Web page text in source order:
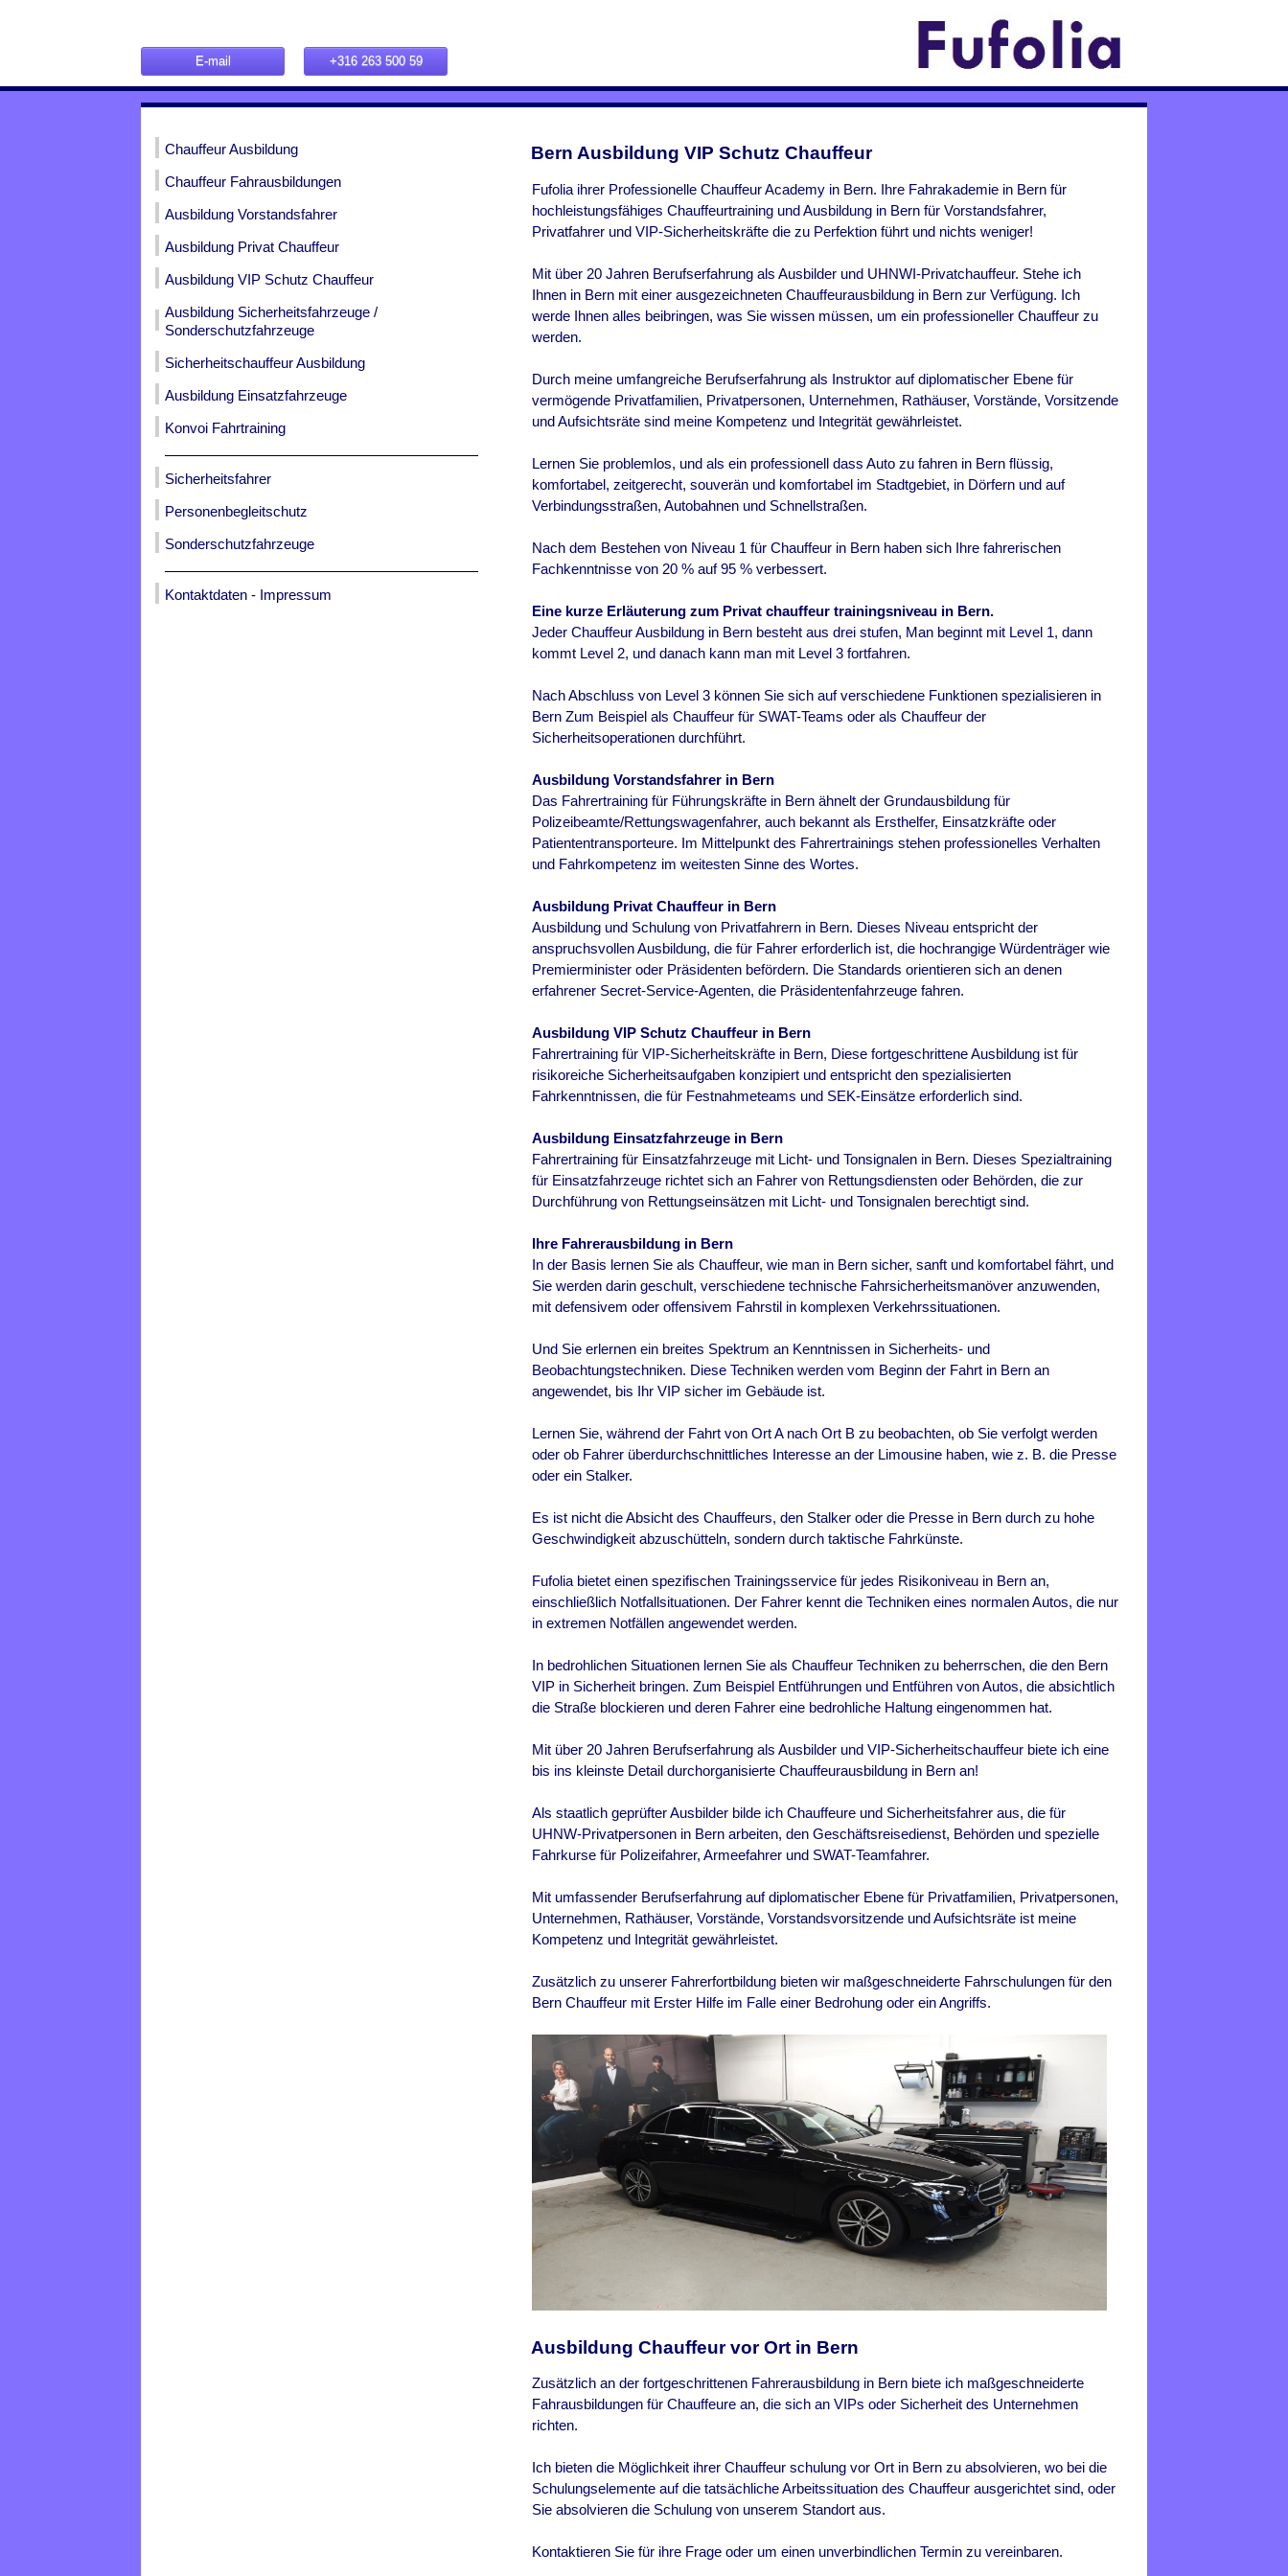
+316 263 500 59
E-mail
Chauffeur Ausbildung
Chauffeur Fahrausbildungen
Ausbildung Vorstandsfahrer
Ausbildung Privat Chauffeur
Ausbildung VIP Schutz Chauffeur
Ausbildung Sicherheitsfahrzeuge /
Sonderschutzfahrzeuge
Sicherheitschauffeur Ausbildung
Ausbildung Einsatzfahrzeuge
Konvoi Fahrtraining
Sicherheitsfahrer
Personenbegleitschutz
Sonderschutzfahrzeuge
Kontaktdaten - Impressum
Bern Ausbildung VIP Schutz Chauffeur
Fufolia ihrer Professionelle Chauffeur Academy in Bern. Ihre Fahrakademie in Bern für
hochleistungsfähiges Chauffeurtraining und Ausbildung in Bern für Vorstandsfahrer,
Privatfahrer und VIP-Sicherheitskräfte die zu Perfektion führt und nichts weniger!
Mit über 20 Jahren Berufserfahrung als Ausbilder und UHNWI-Privatchauffeur. Stehe ich
Ihnen in Bern mit einer ausgezeichneten Chauffeurausbildung in Bern zur Verfügung. Ich
werde Ihnen alles beibringen, was Sie wissen müssen, um ein professioneller Chauffeur zu
werden.
Durch meine umfangreiche Berufserfahrung als Instruktor auf diplomatischer Ebene für
vermögende Privatfamilien, Privatpersonen, Unternehmen, Rathäuser, Vorstände, Vorsitzende
und Aufsichtsräte sind meine Kompetenz und Integrität gewährleistet.
Lernen Sie problemlos, und als ein professionell dass Auto zu fahren in Bern flüssig,
komfortabel, zeitgerecht, souverän und komfortabel im Stadtgebiet, in Dörfern und auf
Verbindungsstraßen, Autobahnen und Schnellstraßen.
Nach dem Bestehen von Niveau 1 für Chauffeur in Bern haben sich Ihre fahrerischen
Fachkenntnisse von 20 % auf 95 % verbessert.
Eine kurze Erläuterung zum Privat chauffeur trainingsniveau in Bern.
Jeder Chauffeur Ausbildung in Bern besteht aus drei stufen, Man beginnt mit Level 1, dann
kommt Level 2, und danach kann man mit Level 3 fortfahren.
Nach Abschluss von Level 3 können Sie sich auf verschiedene Funktionen spezialisieren in
Bern Zum Beispiel als Chauffeur für SWAT-Teams oder als Chauffeur der
Sicherheitsoperationen durchführt.
Ausbildung Vorstandsfahrer in Bern
Das Fahrertraining für Führungskräfte in Bern ähnelt der Grundausbildung für
Polizeibeamte/Rettungswagenfahrer, auch bekannt als Ersthelfer, Einsatzkräfte oder
Patiententransporteure. Im Mittelpunkt des Fahrertrainings stehen professionelles Verhalten
und Fahrkompetenz im weitesten Sinne des Wortes.
Ausbildung Privat Chauffeur in Bern
Ausbildung und Schulung von Privatfahrern in Bern. Dieses Niveau entspricht der
anspruchsvollen Ausbildung, die für Fahrer erforderlich ist, die hochrangige Würdenträger wie
Premierminister oder Präsidenten befördern. Die Standards orientieren sich an denen
erfahrener Secret-Service-Agenten, die Präsidentenfahrzeuge fahren.
Ausbildung VIP Schutz Chauffeur in Bern
Fahrertraining für VIP-Sicherheitskräfte in Bern, Diese fortgeschrittene Ausbildung ist für
risikoreiche Sicherheitsaufgaben konzipiert und entspricht den spezialisierten
Fahrkenntnissen, die für Festnahmeteams und SEK-Einsätze erforderlich sind.
Ausbildung Einsatzfahrzeuge in Bern
Fahrertraining für Einsatzfahrzeuge mit Licht- und Tonsignalen in Bern. Dieses Spezialtraining
für Einsatzfahrzeuge richtet sich an Fahrer von Rettungsdiensten oder Behörden, die zur
Durchführung von Rettungseinsätzen mit Licht- und Tonsignalen berechtigt sind.
Ihre Fahrerausbildung in Bern
In der Basis lernen Sie als Chauffeur, wie man in Bern sicher, sanft und komfortabel fährt, und
Sie werden darin geschult, verschiedene technische Fahrsicherheitsmanöver anzuwenden,
mit defensivem oder offensivem Fahrstil in komplexen Verkehrssituationen.
Und Sie erlernen ein breites Spektrum an Kenntnissen in Sicherheits- und
Beobachtungstechniken. Diese Techniken werden vom Beginn der Fahrt in Bern an
angewendet, bis Ihr VIP sicher im Gebäude ist.
Lernen Sie, während der Fahrt von Ort A nach Ort B zu beobachten, ob Sie verfolgt werden
oder ob Fahrer überdurchschnittliches Interesse an der Limousine haben, wie z. B. die Presse
oder ein Stalker.
Es ist nicht die Absicht des Chauffeurs, den Stalker oder die Presse in Bern durch zu hohe
Geschwindigkeit abzuschütteln, sondern durch taktische Fahrkünste.
Fufolia bietet einen spezifischen Trainingsservice für jedes Risikoniveau in Bern an,
einschließlich Notfallsituationen. Der Fahrer kennt die Techniken eines normalen Autos, die nur
in extremen Notfällen angewendet werden.
In bedrohlichen Situationen lernen Sie als Chauffeur Techniken zu beherrschen, die den Bern
VIP in Sicherheit bringen. Zum Beispiel Entführungen und Entführen von Autos, die absichtlich
die Straße blockieren und deren Fahrer eine bedrohliche Haltung eingenommen hat.
Mit über 20 Jahren Berufserfahrung als Ausbilder und VIP-Sicherheitschauffeur biete ich eine
bis ins kleinste Detail durchorganisierte Chauffeurausbildung in Bern an!
Als staatlich geprüfter Ausbilder bilde ich Chauffeure und Sicherheitsfahrer aus, die für
UHNW-Privatpersonen in Bern arbeiten, den Geschäftsreisedienst, Behörden und spezielle
Fahrkurse für Polizeifahrer, Armeefahrer und SWAT-Teamfahrer.
Mit umfassender Berufserfahrung auf diplomatischer Ebene für Privatfamilien, Privatpersonen,
Unternehmen, Rathäuser, Vorstände, Vorstandsvorsitzende und Aufsichtsräte ist meine
Kompetenz und Integrität gewährleistet.
Zusätzlich zu unserer Fahrerfortbildung bieten wir maßgeschneiderte Fahrschulungen für den
Bern Chauffeur mit Erster Hilfe im Falle einer Bedrohung oder ein Angriffs.
Ausbildung Chauffeur vor Ort in Bern
Zusätzlich an der fortgeschrittenen Fahrerausbildung in Bern biete ich maßgeschneiderte
Fahrausbildungen für Chauffeure an, die sich an VIPs oder Sicherheit des Unternehmen
richten.
Ich bieten die Möglichkeit ihrer Chauffeur schulung vor Ort in Bern zu absolvieren, wo bei die
Schulungselemente auf die tatsächliche Arbeitssituation des Chauffeur ausgerichtet sind, oder
Sie absolvieren die Schulung von unserem Standort aus.
Kontaktieren Sie für ihre Frage oder um einen unverbindlichen Termin zu vereinbaren.